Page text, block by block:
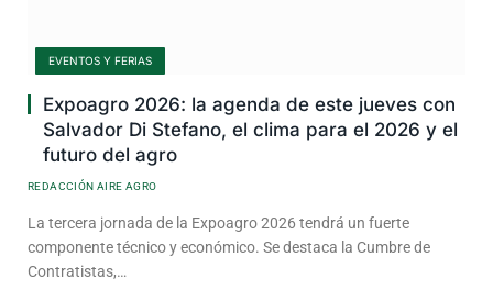
EVENTOS Y FERIAS
Expoagro 2026: la agenda de este jueves con
Salvador Di Stefano, el clima para el 2026 y el
futuro del agro
REDACCIÓN AIRE AGRO
La tercera jornada de la Expoagro 2026 tendrá un fuerte
componente técnico y económico. Se destaca la Cumbre de
Contratistas,…